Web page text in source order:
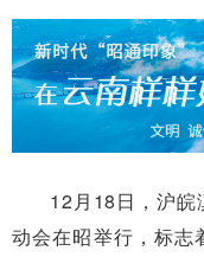
12月18日，沪
动会在昭举行，标志